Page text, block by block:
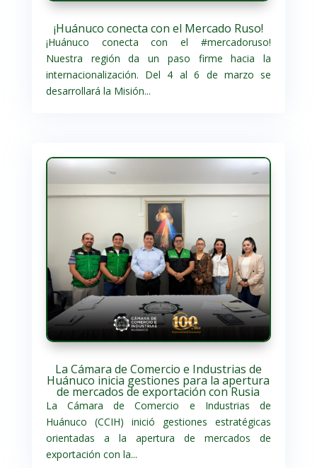
¡Huánuco conecta con el Mercado Ruso!
¡Huánuco conecta con el #mercadoruso!
Nuestra región da un paso firme hacia la
internacionalización. Del 4 al 6 de marzo se
desarrollará la Misión...
La Cámara de Comercio e Industrias de
Huánuco inicia gestiones para la apertura
de mercados de exportación con Rusia
La Cámara de Comercio e Industrias de
Huánuco (CCIH) inició gestiones estratégicas
orientadas a la apertura de mercados de
exportación con la...